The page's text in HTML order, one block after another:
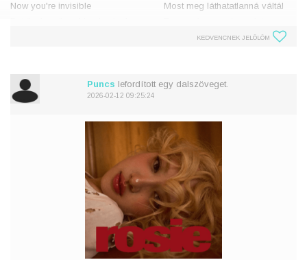
Now you're invisible
Still
Most meg láthatatlanná váltál
összetörtKEDVENCNEK JELÖLÖM
Puncs lefordított egy dalszöveget.
2026-02-12 09:25:24